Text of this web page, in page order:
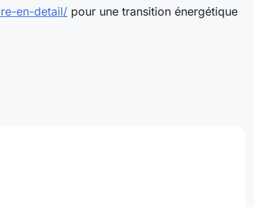
en-detail/ pour une transition énergétique